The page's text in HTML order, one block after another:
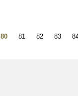
80 81 82 83